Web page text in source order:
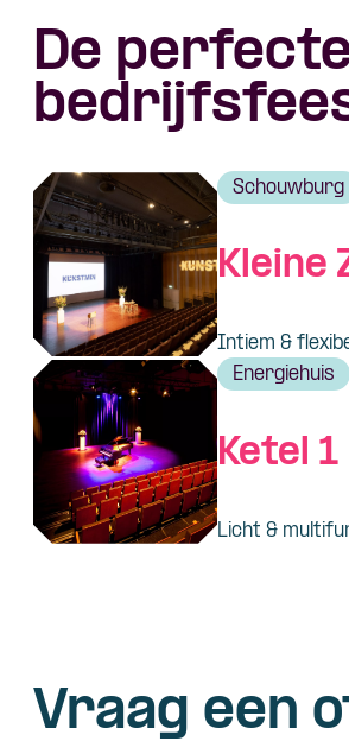
De
Schouwburg
Kleine
Intiem &
Energiehuis
Ketel 1
Licht &
Vraag een